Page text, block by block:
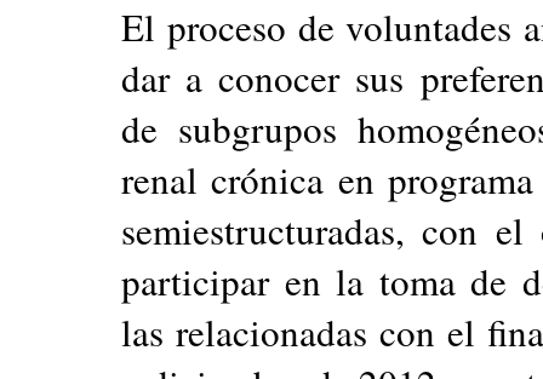
El proceso de voluntades
dar a conocer sus
de subgrupos
renal crónica en
semiestructuradas, con
participar en la toma de
las relacionadas con el